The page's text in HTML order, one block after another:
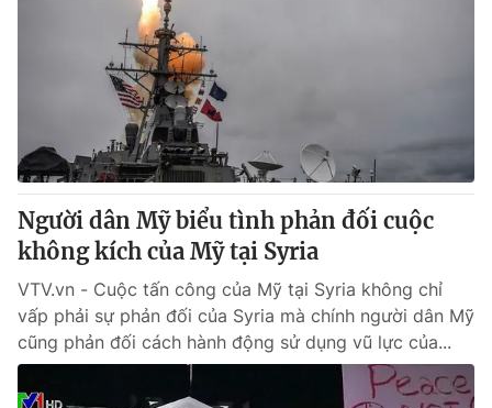
Người dân Mỹ biểu tình phản đối cuộc
không kích của Mỹ tại Syria
VTV.vn - Cuộc tấn công của Mỹ tại Syria không chỉ
vấp phải sự phản đối của Syria mà chính người dân Mỹ
cũng phản đối cách hành động sử dụng vũ lực của...